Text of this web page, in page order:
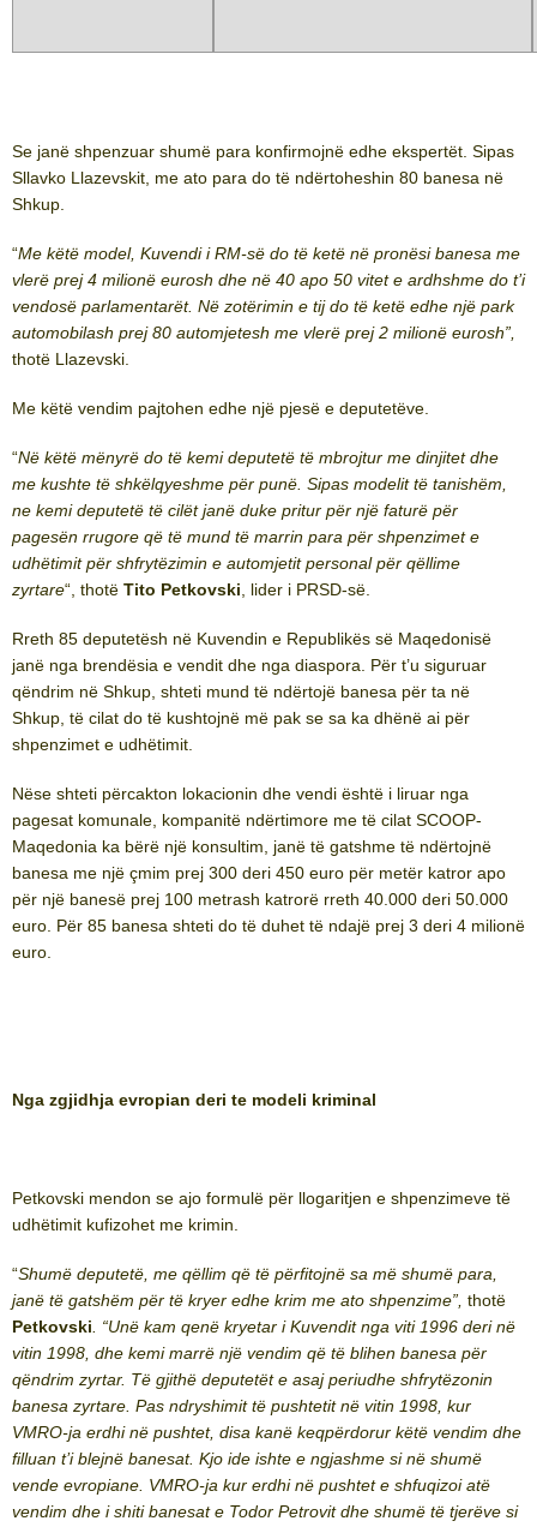
Se janë shpenzuar shumë para konfirmojnë edhe ekspertët. Sipas
Sllavko Llazevskit, me ato para do të ndërtoheshin 80 banesa në
Shkup.
“Me këtë model, Kuvendi i RM-së do të ketë në pronësi banesa me
vlerë prej 4 milionë eurosh dhe në 40 apo 50 vitet e ardhshme do t’i
vendosë parlamentarët. Në zotërimin e tij do të ketë edhe një park
automobilash prej 80 automjetesh me vlerë prej 2 milionë eurosh”,
thotë Llazevski.
Me këtë vendim pajtohen edhe një pjesë e deputetëve.
“Në këtë mënyrë do të kemi deputetë të mbrojtur me dinjitet dhe
me kushte të shkëlqyeshme për punë. Sipas modelit të tanishëm,
ne kemi deputetë të cilët janë duke pritur për një faturë për
pagesën rrugore që të mund të marrin para për shpenzimet e
udhëtimit për shfrytëzimin e automjetit personal për qëllime
zyrtare“, thotë Tito Petkovski , lider i PRSD-së.
Rreth 85 deputetësh në Kuvendin e Republikës së Maqedonisë
janë nga brendësia e vendit dhe nga diaspora. Për t’u siguruar
qëndrim në Shkup, shteti mund të ndërtojë banesa për ta në
Shkup, të cilat do të kushtojnë më pak se sa ka dhënë ai për
shpenzimet e udhëtimit.
Nëse shteti përcakton lokacionin dhe vendi është i liruar nga
pagesat komunale, kompanitë ndërtimore me të cilat SCOOP-
Maqedonia ka bërë një konsultim, janë të gatshme të ndërtojnë
banesa me një çmim prej 300 deri 450 euro për metër katror apo
për një banesë prej 100 metrash katrorë rreth 40.000 deri 50.000
euro. Për 85 banesa shteti do të duhet të ndajë prej 3 deri 4 milionë
euro.
Nga zgjidhja evropian deri te modeli kriminal
Petkovski mendon se ajo formulë për llogaritjen e shpenzimeve të
udhëtimit kufizohet me krimin.
“Shumë deputetë, me qëllim që të përfitojnë sa më shumë para,
janë të gatshëm për të kryer edhe krim me ato shpenzime”, thotë
Petkovski . “Unë kam qenë kryetar i Kuvendit nga viti 1996 deri në
vitin 1998, dhe kemi marrë një vendim që të blihen banesa për
qëndrim zyrtar. Të gjithë deputetët e asaj periudhe shfrytëzonin
banesa zyrtare. Pas ndryshimit të pushtetit në vitin 1998, kur
VMRO-ja erdhi në pushtet, disa kanë keqpërdorur këtë vendim dhe
filluan t’i blejnë banesat. Kjo ide ishte e ngjashme si në shumë
vende evropiane. VMRO-ja kur erdhi në pushtet e shfuqizoi atë
vendim dhe i shiti banesat e Todor Petrovit dhe shumë të tjerëve si